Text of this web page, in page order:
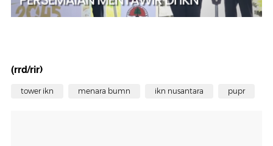
(rrd/rir)
tower ikn menara bumn ikn nusantara pupr